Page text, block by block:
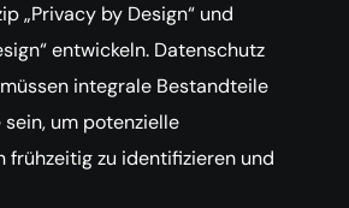
„Privacy by Design“ und
entwickeln. Datenschutz
integrale Bestandteile
sein, um potenzielle
frühzeitig zu identifizieren und